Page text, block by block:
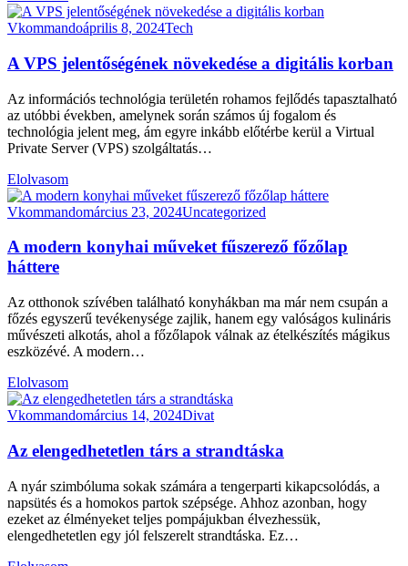
Vkommandoáprilis 8, 2024Tech
A VPS jelentőségének növekedése a digitális korban
Az információs technológia területén rohamos fejlődés tapasztalható
az utóbbi években, amelynek során számos új fogalom és
technológia jelent meg, ám egyre inkább előtérbe kerül a Virtual
Private Server (VPS) szolgáltatás…
Elolvasom
Vkommandomárcius 23, 2024Uncategorized
A modern konyhai műveket fűszerező főzőlap
háttere
Az otthonok szívében található konyhákban ma már nem csupán a
főzés egyszerű tevékenysége zajlik, hanem egy valóságos kulináris
művészeti alkotás, ahol a főzőlapok válnak az ételkészítés mágikus
eszközévé. A modern…
Elolvasom
Vkommandomárcius 14, 2024Divat
Az elengedhetetlen társ a strandtáska
A nyár szimbóluma sokak számára a tengerparti kikapcsolódás, a
napsütés és a homokos partok szépsége. Ahhoz azonban, hogy
ezeket az élményeket teljes pompájukban élvezhessük,
elengedhetetlen egy jól felszerelt strandtáska. Ez…